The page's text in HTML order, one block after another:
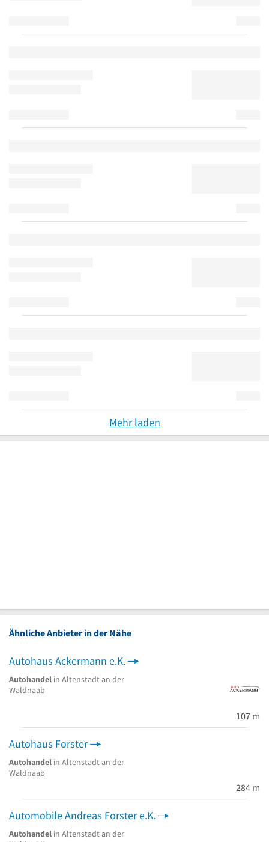
Mehr laden
Ähnliche Anbieter in der Nähe
Autohaus Ackermann e.K.
Autohandel in Altenstadt an der
Waldnaab
107 m
Autohaus Forster
Autohandel in Altenstadt an der
Waldnaab
284 m
Automobile Andreas Forster e.K.
Autohandel in Altenstadt an der